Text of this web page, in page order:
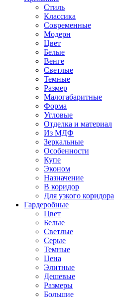
Стиль
Классика
Современные
Модерн
Цвет
Белые
Венге
Светлые
Темные
Размер
Малогабаритные
Форма
Угловые
Отделка и материал
Из МДФ
Зеркальные
Особенности
Купе
Эконом
Назначение
В коридор
Для узкого коридора
Гардеробные
Цвет
Белые
Светлые
Серые
Темные
Цена
Элитные
Дешевые
Размеры
Большие